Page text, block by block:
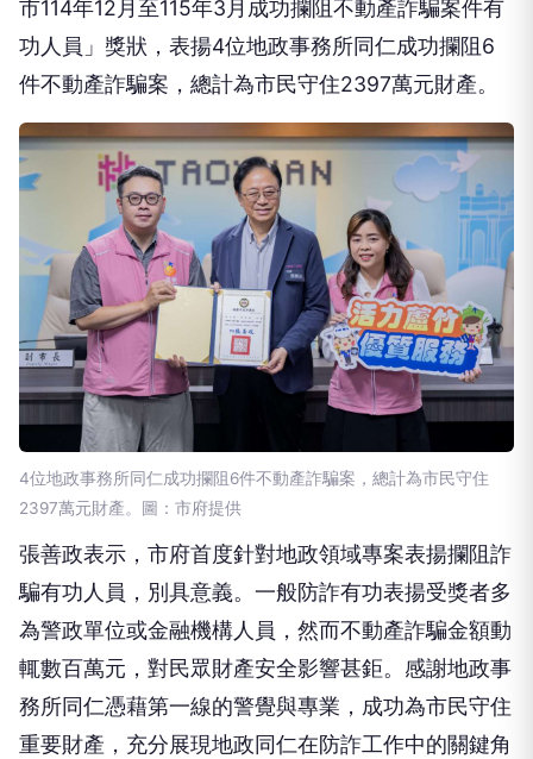
市114年12月至115年3月成功攔阻不動產詐騙案件有
功人員」獎狀，表揚4位地政事務所同仁成功攔阻6
件不動產詐騙案，總計為市民守住2397萬元財產。
4位地政事務所同仁成功攔阻6件不動產詐騙案，總計為市民守住
2397萬元財產。圖：市府提供
張善政表示，市府首度針對地政領域專案表揚攔阻詐
騙有功人員，別具意義。一般防詐有功表揚受獎者多
為警政單位或金融機構人員，然而不動產詐騙金額動
輒數百萬元，對民眾財產安全影響甚鉅。感謝地政事
務所同仁憑藉第一線的警覺與專業，成功為市民守住
重要財產，充分展現地政同仁在防詐工作中的關鍵角